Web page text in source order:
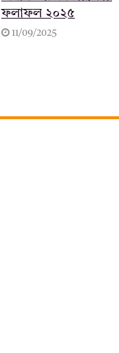
ফলাফল ২০২৫
11/09/2025